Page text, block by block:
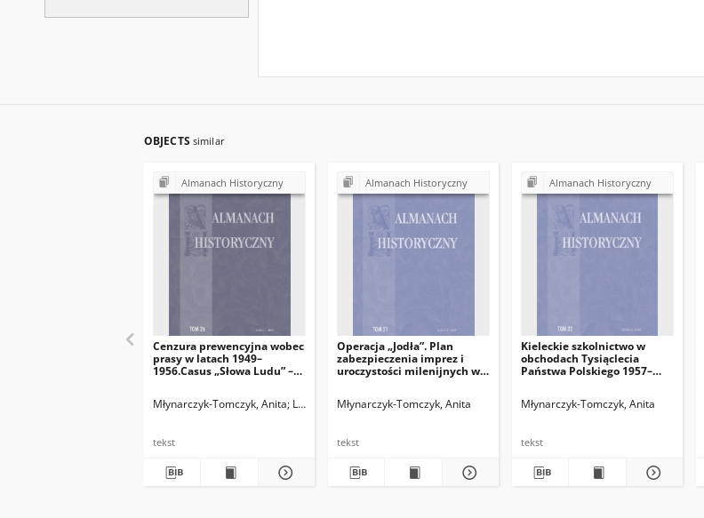
OBJECTS similar
Almanach Historyczny
Cenzura prewencyjna wobec
prasy w latach 1949–
1956.Casus „Słowa Ludu” –
Kielcach
Młynarczyk-Tomczyk, Anita Legieć, Jacek. Red.
tekst
Almanach Historyczny
Operacja „Jodła”. Plan
zabezpieczenia imprez i
uroczystości milenijnych w
roku oraz wybrane aspekty
Młynarczyk-Tomczyk, Anita
tekst
Almanach Historyczny
Kieleckie szkolnictwo w
obchodach Tysiąclecia
Państwa Polskiego 1957–
Młynarczyk-Tomczyk, Anita
tekst